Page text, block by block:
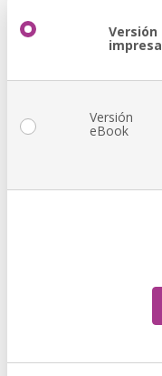
Versión
impresa
Versión
eBook